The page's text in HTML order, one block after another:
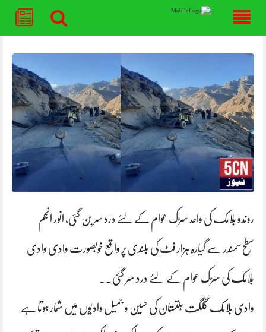
content
روندو بلامک کی واحد سڑک عوام کے لئے درد سر بن گئی، انور انجم
سطح سمندر سے گیارہ ہزار فٹ کی بلندی پر واقع خوبصورت وادی وادی
بلامک کی سڑک عوام کے لئے درد سر گئی۔۔
وادی بلامک گلگت بلتستان کی حسین و جمیل وادیوں میں شمار ہوتا ہے